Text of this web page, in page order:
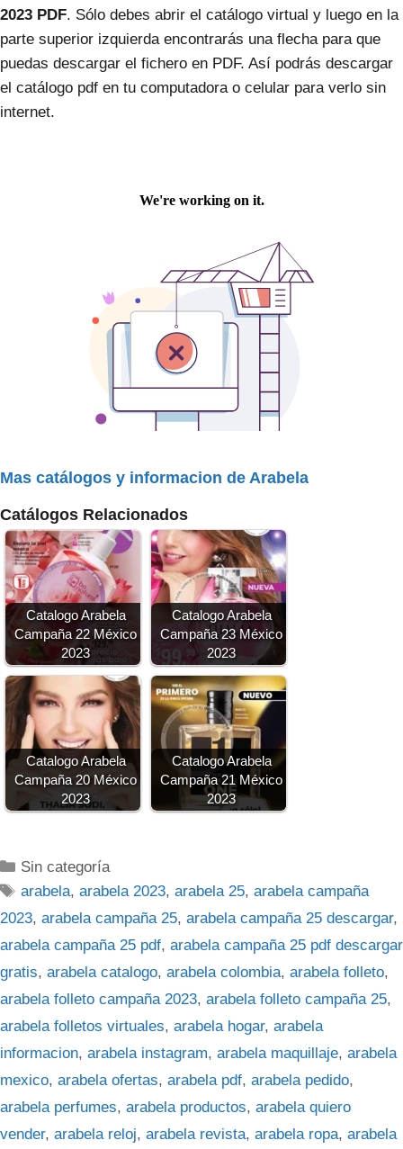
2023 PDF. Sólo debes abrir el catálogo virtual y luego en la
parte superior izquierda encontrarás una flecha para que
puedas descargar el fichero en PDF. Así podrás descargar
el catálogo pdf en tu computadora o celular para verlo sin
internet.
Mas catálogos y informacion de Arabela
Catálogos Relacionados
Catalogo Arabela
Campaña 22 México
2023
Catalogo Arabela
Campaña 23 México
2023
Catalogo Arabela
Campaña 20 México
2023
Catalogo Arabela
Campaña 21 México
2023
Categorías
Sin categoría
Etiquetas
arabela,arabela 2023,arabela 25,arabela campaña
2023, arabela campaña 25, arabela campaña 25 descargar,
arabela campaña 25 pdf, arabela campaña 25 pdf descargar
gratis, arabela catalogo, arabela colombia, arabela folleto,
arabela folleto campaña 2023, arabela folleto campaña 25,
arabela folletos virtuales, arabela hogar, arabela
informacion, arabela instagram, arabela maquillaje, arabela
mexico, arabela ofertas, arabela pdf, arabela pedido,
arabela perfumes, arabela productos, arabela quiero
vender, arabela reloj, arabela revista, arabela ropa, arabela